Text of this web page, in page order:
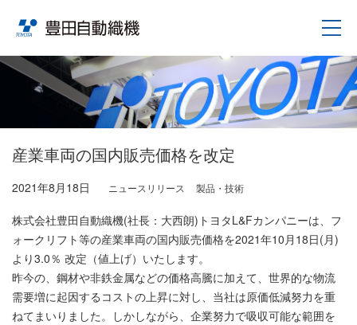
産業車両の国内販売価格を改定
2021年8月18日 ニュースリリース 製品・技術
株式会社豊田自動織機(社長：大西朗)トヨタL&Fカンパニーは、フ
ォークリフト等の産業車両の国内販売価格を2021年10月18日(月)
より3.0％ 改定（値上げ）いたします。
昨今の、鋼材や非鉄金属などの価格高騰に加えて、世界的な物流
需要増に起因するコストの上昇に対し、当社は原価低減努力を重
ねてまいりました。しかしながら、企業努力で吸収可能な範囲を